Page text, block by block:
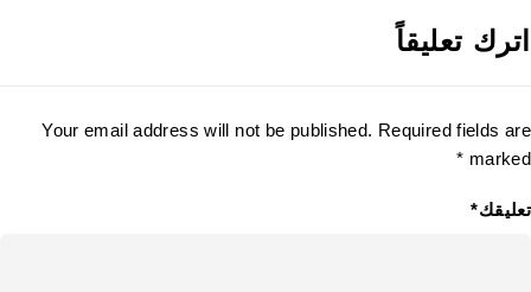
اترك تعليقاً
Your email address will not be published. Required fields are
marked *
تعليقك*